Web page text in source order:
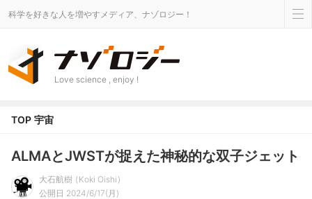
科学を好きな人を増やすメディア、ナゾロジー！
Love science , enjoy !
TOP 宇宙
ALMAとJWSTが捉えた神秘的な双子ジェット
大石航樹
Koki Oishi
公開日 2024/6/17(月)